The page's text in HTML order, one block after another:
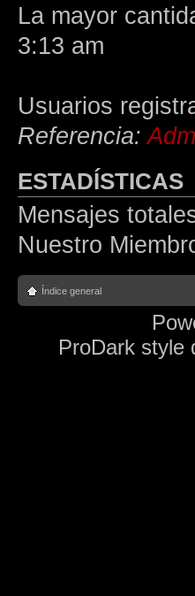
La mayor
3:13 am
Usuarios
Referencia:
ESTADÍSTICAS
Mensajes
Nuestro
Índice general
ProDark style